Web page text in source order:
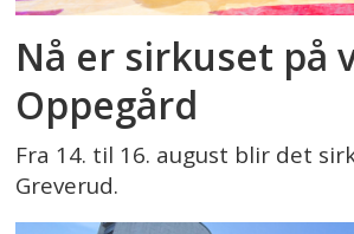
Nå er sirkuset på
Oppegård
Fra 14. til 16. august blir det
Greverud.